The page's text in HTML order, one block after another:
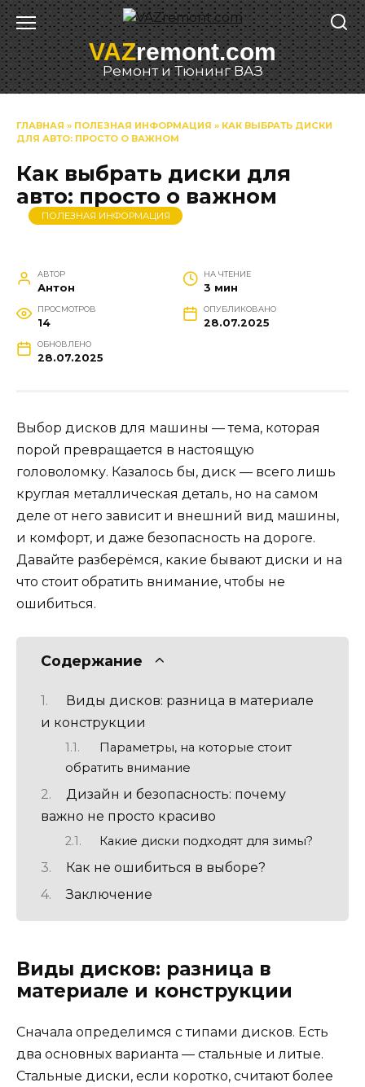
Перейти
к
содержаниюVAZremont.com
Ремонт и Тюнинг ВАЗ
ГЛАВНАЯ » ПОЛЕЗНАЯ ИНФОРМАЦИЯ » КАК ВЫБРАТЬ ДИСКИ
ДЛЯ АВТО: ПРОСТО О ВАЖНОМ
Как выбрать диски для
авто: просто о важном
ПОЛЕЗНАЯ ИНФОРМАЦИЯ
АВТОР
Антон
НА ЧТЕНИЕ
3 мин
ПРОСМОТРОВ
14
ОПУБЛИКОВАНО
28.07.2025
ОБНОВЛЕНО
28.07.2025
Выбор дисков для машины — тема, которая
порой превращается в настоящую
головоломку. Казалось бы, диск — всего лишь
круглая металлическая деталь, но на самом
деле от него зависит и внешний вид машины,
и комфорт, и даже безопасность на дороге.
Давайте разберёмся, какие бывают диски и на
что стоит обратить внимание, чтобы не
ошибиться.
Содержание
Виды дисков: разница в материале
и конструкции
Параметры, на которые стоит
обратить внимание
Дизайн и безопасность: почему
важно не просто красиво
Какие диски подходят для зимы?
Как не ошибиться в выборе?
Заключение
Виды дисков: разница в
материале и конструкции
Сначала определимся с типами дисков. Есть
два основных варианта — стальные и литые.
Стальные диски, если коротко, считают более